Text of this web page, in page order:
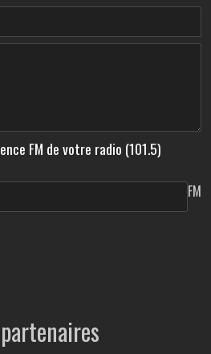
FM de votre radio (101.5)
FM